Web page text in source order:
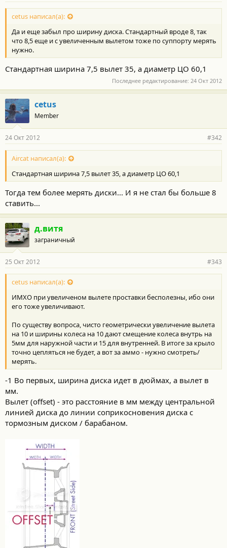
cetus написал(а):
Да и еще забыл про ширину диска. Стандартный вроде 8, так
что 8,5 еще и с увеличенным вылетом тоже по суппорту мерять
нужно.
Стандартная ширина 7,5 вылет 35, а диаметр ЦО 60,1
Последнее редактирование: 24 Окт 2012
cetus
Member
24 Окт 2012 #342
Aircat написал(а):
Стандартная ширина 7,5 вылет 35, а диаметр ЦО 60,1
Тогда тем более мерять диски... И я не стал бы больше 8
ставить...
д.витя
заграничный
25 Окт 2012 #343
cetus написал(а):
ИМХО при увеличеном вылете проставки бесполезны, ибо они
его тоже увеличивают.
По существу вопроса, чисто геометрически увеличение вылета
на 10 и ширины колеса на 10 дают смещение колеса внутрь на
5мм для наружной части и 15 для внутренней. В итоге за крыло
точно цепляться не будет, а вот за аммо - нужно смотреть/
мерять.
-1 Во первых, ширина диска идет в дюймах, а вылет в
мм.
Вылет (offset) - это расстояние в мм между центральной
линией диска до линии соприкосновения диска с
тормозным диском / барабаном.